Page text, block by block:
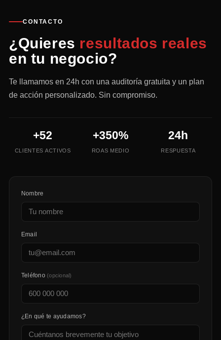
CONTACTO
¿Quieres resultados reales
en tu negocio?
Te llamamos en 24h con una auditoría gratuita y un plan
de acción personalizado. Sin compromiso.
+52
CLIENTES ACTIVOS
+350%
ROAS MEDIO
24h
RESPUESTA
Nombre
Email
Teléfono (opcional)
¿En qué te ayudamos?